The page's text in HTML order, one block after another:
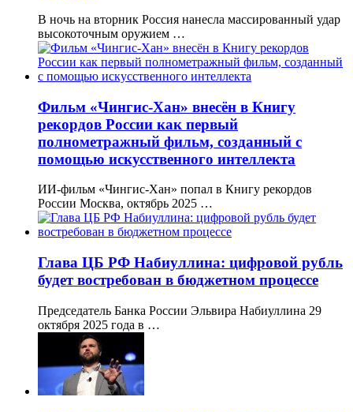
В ночь на вторник Россия нанесла массированный удар
высокоточным оружием …
Фильм «Чингис-Хан» внесён в Книгу
рекордов России как первый
полнометражный фильм, созданный с
помощью искусственного интеллекта
ИИ-фильм «Чингис-Хан» попал в Книгу рекордов
России Москва, октябрь 2025 …
Глава ЦБ РФ Набиуллина: цифровой рубль
будет востребован в бюджетном процессе
Председатель Банка России Эльвира Набиуллина 29
октября 2025 года в …